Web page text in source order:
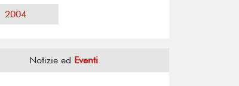
2004
Notizie ed Eventi